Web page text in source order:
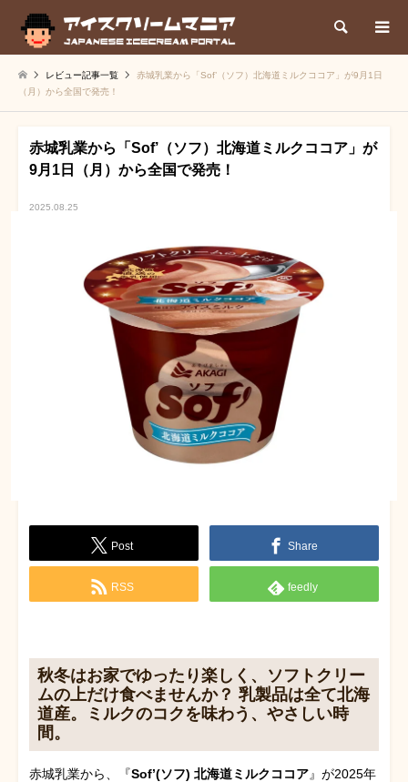
検索
レビュー記事一覧
赤城乳業から「Sof’（ソフ）北海道ミルクココア」が9月1日
（月）から全国で発売！
赤城乳業から「Sof’（ソフ）北海道ミルクココア」が
9月1日（月）から全国で発売！
2025.08.25
Post Share
RSS feedly
秋冬はお家でゆったり楽しく、ソフトクリー
ムの上だけ食べませんか？ 乳製品は全て北海
道産。ミルクのコクを味わう、やさしい時
間。
赤城乳業から、『Sof’(ソフ) 北海道ミルクココア』が2025年